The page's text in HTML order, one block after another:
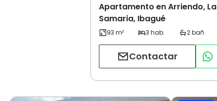
Apartamento en Arriendo, La
Samaria, Ibagué
Contactar